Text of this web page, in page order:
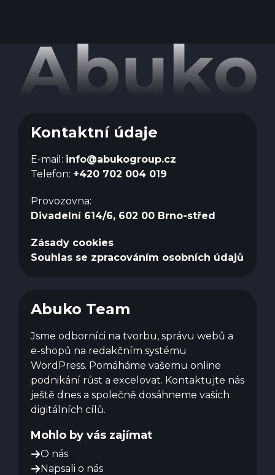
Kontaktní údaje
E-mail: info@abukogroup.cz
Telefon: +420 702 004 019
Provozovna:
Divadelní 614/6, 602 00 Brno-střed
Zásady cookies
Souhlas se zpracováním osobních údajů
Abuko Team
Jsme odborníci na tvorbu, správu webů a
e-shopů na redakčním systému
WordPress. Pomáháme vašemu online
podnikání růst a excelovat. Kontaktujte nás
ještě dnes a společně dosáhneme vašich
digitálních cílů.
Mohlo by vás zajímat
O nás
Napsali o nás